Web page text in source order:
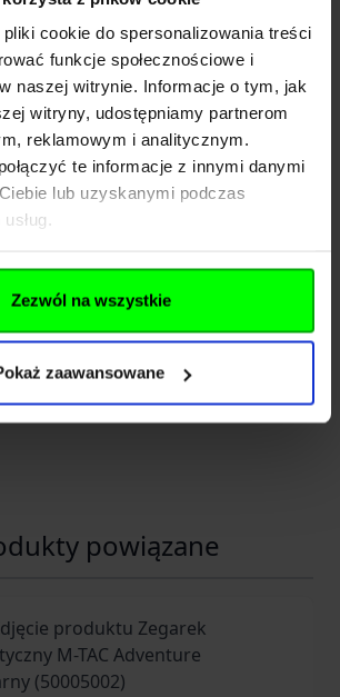
cookie do spersonalizowania treści
funkcje społecznościowe i
naszej witrynie. Informacje o tym, jak
witryny, udostępniamy partnerom
reklamowym i analitycznym.
te informacje z innymi danymi
lub uzyskanymi podczas
Zezwól na wszystkie
zaawansowane
Producent
M-Tac Sp. z.o.o
Polska
Stefana Starzyńskiego 87
Dawidy Bankowe
do pobrania
powiązane